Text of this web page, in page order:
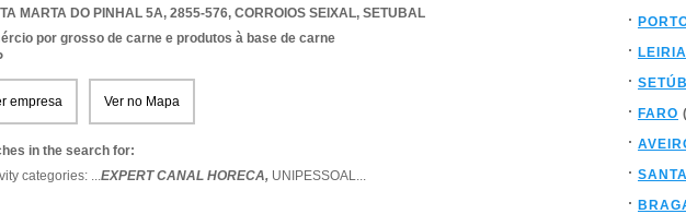
MARTA DO PINHAL 5A, 2855-576, CORROIOS SEIXAL, SETUBAL
por grosso de carne e produtos à base de carne
empresa Ver no Mapa
in the search for:
categories: ...EXPERT CANAL HORECA, UNIPESSOAL...
LEIRIA
FARO